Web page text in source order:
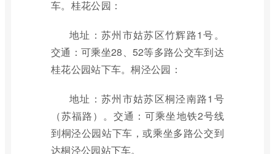
车。桂花公园：
地址：苏州市姑苏区竹辉路1号。
交通：可乘坐28、52等多路公交车到达
桂花公园站下车。桐泾公园：
地址：苏州市姑苏区桐泾南路1号
（苏福路）。交通：可乘坐地铁2号线
到桐泾公园站下车，或乘坐多路公交到
达桐泾公园站下车。